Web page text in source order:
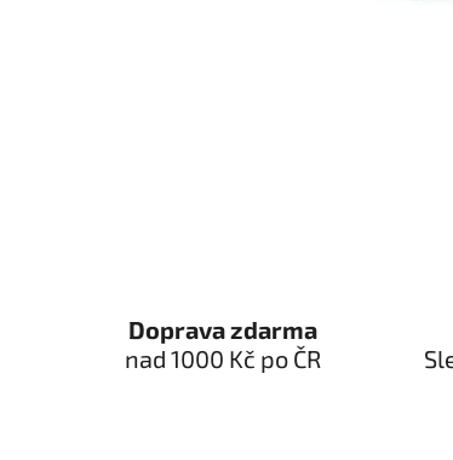
Doprava zdarma
nad 1000 Kč po ČR